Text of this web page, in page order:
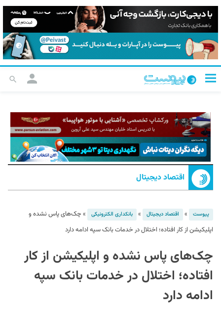
اقتصاد دیجیتال
پیوست » اقتصاد دیجیتال » بانکداری الکترونیکی » چک‌های پاس نشده و
اپلیکیشن‌ از کار افتاده؛ اختلال در خدمات بانک سپه ادامه دارد
چک‌های پاس نشده و اپلیکیشن‌ از کار
افتاده؛ اختلال در خدمات بانک سپه
ادامه دارد